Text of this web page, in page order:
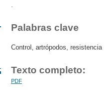
Palabras clave
Control, artrópodos, resistencia
Texto completo:
PDF